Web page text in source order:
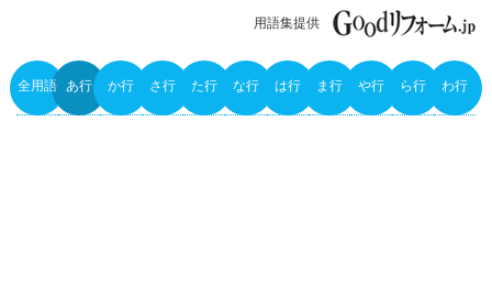
に
移
用語集提供
Primary
全用語 あ行 か行 さ行 た行 な行 は行 ま行 や行 ら行 わ行